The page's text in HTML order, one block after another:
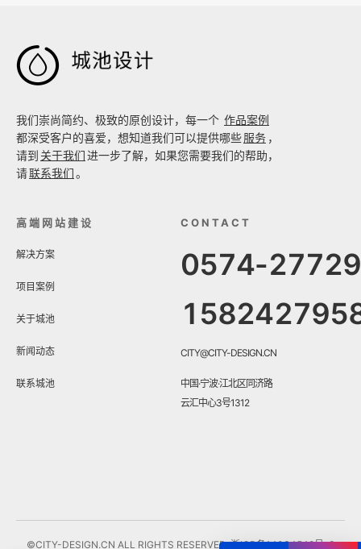

我们崇尚简约、极致的原创设计，每一个 作品案例
都深受客户的喜爱，想知道我们可以提供哪些服务 ，
请到 关于我们进一步了解，如果您需要我们的帮助，
请联系我们。
高端网站建设
解决方案
项目案例
关于城池
新闻动态
联系城池
CONTACT
0574-
CITY@CITY-DESIGN.CN
中国·宁波·江北区同济路
云汇中心3号1312
©CITY-DESIGN.CN ALL RIGHTS RESERVED.浙ICP备14034548号-3